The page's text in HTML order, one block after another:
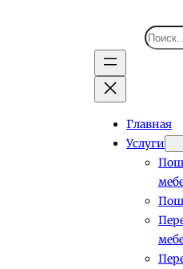
Поиск
Главная
Услуги